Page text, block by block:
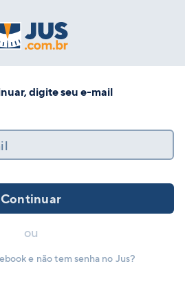
digite seu e-mail
Continuar
ou
e não tem senha no Jus?